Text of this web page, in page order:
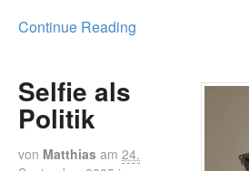
Continue Reading
Selfie als
Politik
von Matthias am 24.